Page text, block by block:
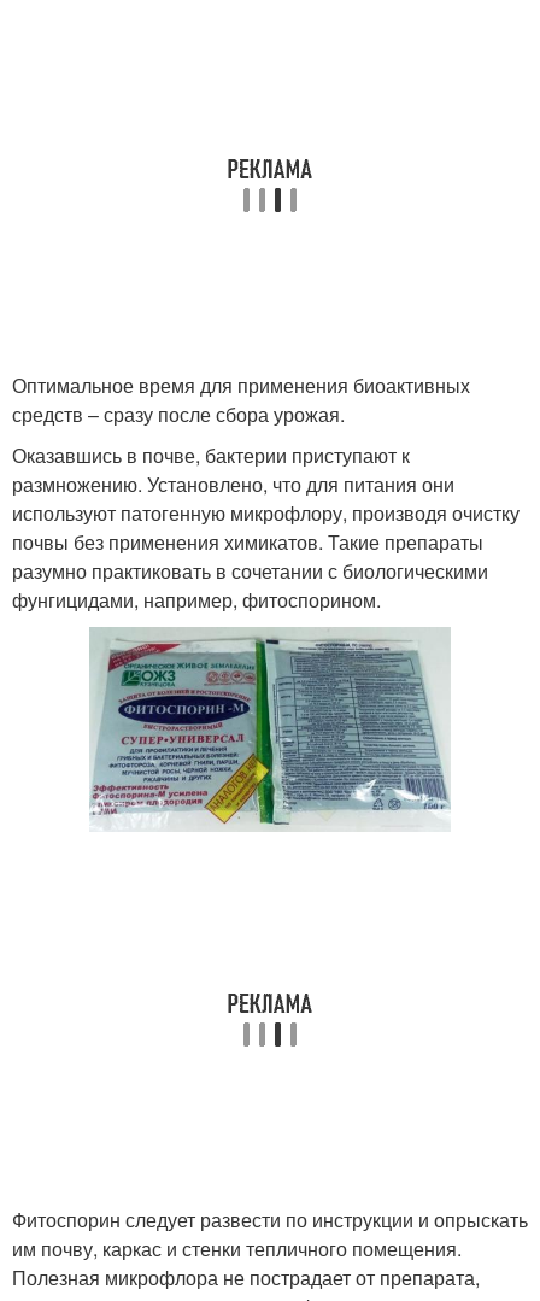
Оптимальное время для применения биоактивных
средств – сразу после сбора урожая.
Оказавшись в почве, бактерии приступают к
размножению. Установлено, что для питания они
используют патогенную микрофлору, производя очистку
почвы без применения химикатов. Такие препараты
разумно практиковать в сочетании с биологическими
фунгицидами, например, фитоспорином.
Фитоспорин следует развести по инструкции и опрыскать
им почву, каркас и стенки тепличного помещения.
Полезная микрофлора не пострадает от препарата,